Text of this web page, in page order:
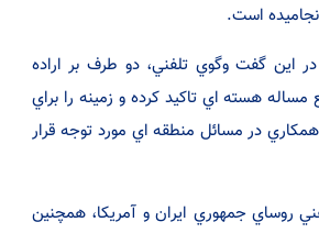
است.
اين گفت وگوي تلفني، دو طرف بر اراده
هسته اي تاكيد كرده و زمينه را براي
در مسائل منطقه اي مورد توجه قرار
روساي جمهوري ايران و آمريكا، همچنين